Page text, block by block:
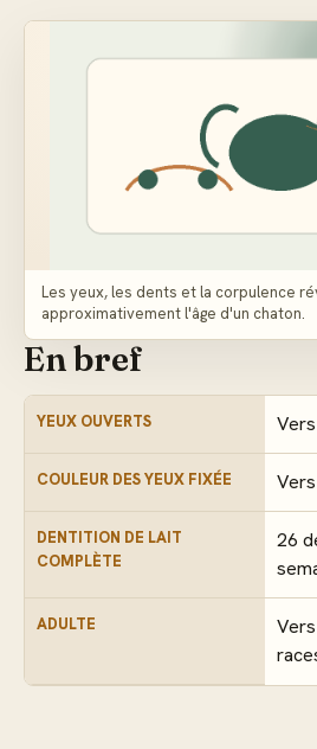
Les yeux, les dents et la corpulence
approximativement l'âge d'un chaton.
En bref
YEUX OUVERTS
COULEUR DES YEUX FIXÉE
DENTITION DE LAIT
COMPLÈTE
26
ADULTE